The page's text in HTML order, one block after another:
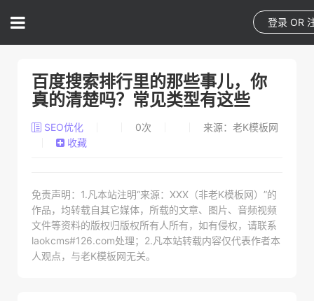
登录 OR
百度搜索排行里的那些事儿，你
真的清楚吗？常见类型有这些
SEO优化 0次
来源：老K模板网
收藏
免责声明：1.凡本站注明“来源：XXX（非老K模板网）”的
作品，均转载自其它媒体，所载的文章、图片、音频视频
文件等资料的版权归版权所有人所有，如有侵权，请联系
laokcms#126.com处理；2.凡本站转载内容仅代表作者本
人观点，与老K模板网无关。